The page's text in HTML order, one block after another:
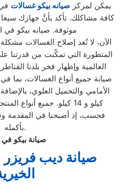
يمكن لمركز صيانه بيكو غسالات
كافة مشاكلك. تأكد بأنَّ جهازك
موثوقة. صيانه بيكو في
الآن، لا تُعد إصلاح الغسالات
المتطورة التي تمكّنت من قدرتنا
العالمية وإظهار فخر بلدنا
صيانة جميع أنواع الغسالات، بما في
كيلو و 14 كيلو. جميع
فحسب، إذ أصبحنا في المقدمة
بأكمله.
صيانة بيكو
صيانة ديب فريزر